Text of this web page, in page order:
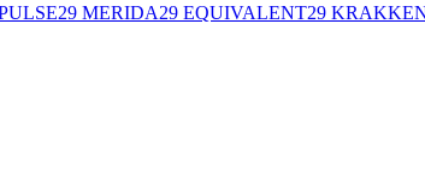
29 MERIDA29 EQUIVALENT29